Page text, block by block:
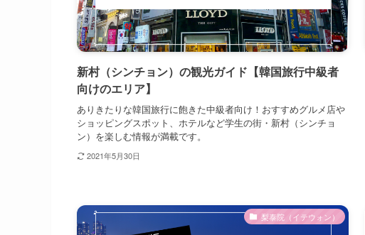
新村（シンチョン）の観光ガイド【韓国旅行中級者
向けのエリア】
ありきたりな韓国旅行に飽きた中級者向け！おすすめグルメ店や
ショッピングスポット、ホテルなど学生の街・新村（シンチョ
ン）を楽しむ情報が満載です。
2021年5月30日
梨泰院（イテウォン）